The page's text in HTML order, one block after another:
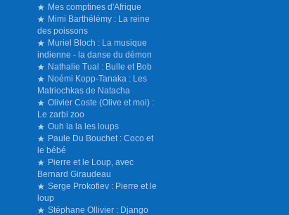
Mes comptines d'Afrique
Mimi Barthélémy : La reine
des poissons
Muriel Bloch : La musique
indienne - la danse du démon
Nathalie Tual : Bulle et Bob
Noémi Kopp-Tanaka : Les
Matriochkas de Natacha
Olivier Coste (Olive et moi) :
Le zarbi zoo
Ouh la la les loups
Paule Du Bouchet : Coco et
le bébé
Pierre et le Loup, avec
Bernard Giraudeau
Serge Prokofiev : Pierre et le
loup
Stéphane Ollivier : Django